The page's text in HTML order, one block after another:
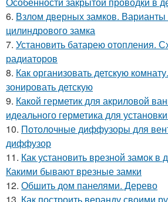
6. Взлом дверных замков. Варианты
цилиндрового замка
7. Установить батарею отопления.
радиаторов
8. Как организовать детскую
зонировать детскую
9. Какой герметик для акриловой
идеального герметика для
10. Потолочные диффузоры для
диффузор
11. Как установить врезной замок в
Какими бывают врезные замки
12. Обшить дом панелями. Дерево